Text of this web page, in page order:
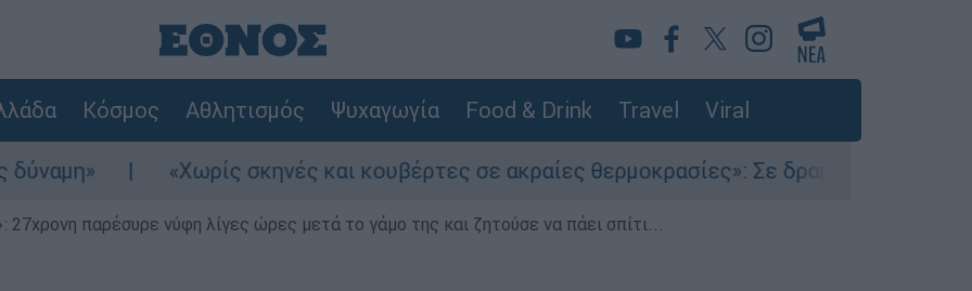
Κόσμος Αθλητισμός Ψυχαγωγία Food & Drink Travel Viral
«Χωρίς σκηνές και κουβέρτες σε ακραίες θερμοκρασίες»: Σε δραματικές συνθήκες
παρέσυρε νύφη λίγες ώρες μετά το γάμο της και ζητούσε να πάει σπίτι...